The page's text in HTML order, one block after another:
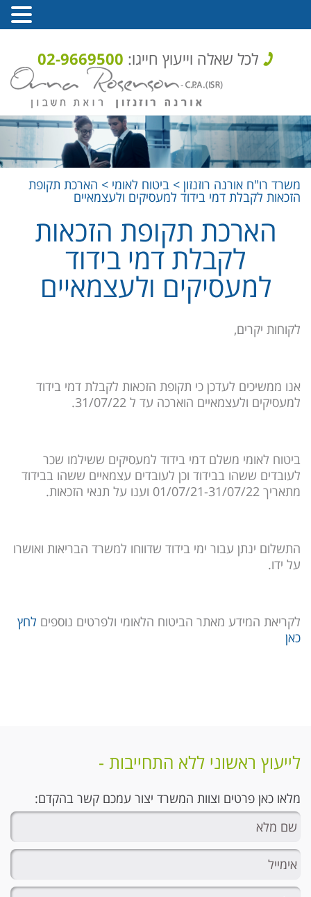
לכל שאלה וייעוץ חייגו: 02-9669500
משרד רו"ח אורנה רוזנזון > ביטוח לאומי > הארכת תקופת
הזכאות לקבלת דמי בידוד למעסיקים ולעצמאיים
הארכת תקופת הזכאות
לקבלת דמי בידוד
למעסיקים ולעצמאיים
לקוחות יקרים,
אנו ממשיכים לעדכן כי תקופת הזכאות לקבלת דמי בידוד
למעסיקים ולעצמאיים הוארכה עד ל 31/07/22.
ביטוח לאומי משלם דמי בידוד למעסיקים ששילמו שכר
לעובדים ששהו בבידוד וכן לעובדים עצמאיים ששהו בבידוד
מתאריך 01/07/21-31/07/22 וענו על תנאי הזכאות.
התשלום ינתן עבור ימי בידוד שדווחו למשרד הבריאות ואושרו
על ידו.
לקריאת המידע מאתר הביטוח הלאומי ולפרטים נוספים לחץ
כאן
לייעוץ ראשוני ללא התחייבות -
מלאו כאן פרטים וצוות המשרד יצור עמכם קשר בהקדם: